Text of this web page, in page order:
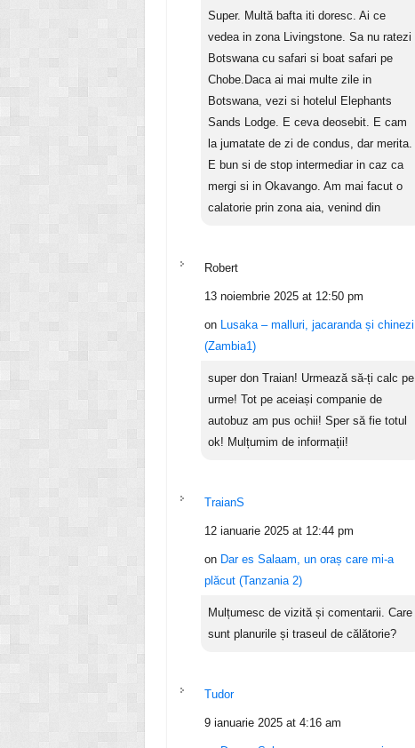
Super. Multă bafta iti doresc. Ai ce
vedea in zona Livingstone. Sa nu ratezi
Botswana cu safari si boat safari pe
Chobe.Daca ai mai multe zile in
Botswana, vezi si hotelul Elephants
Sands Lodge. E ceva deosebit. E cam
la jumatate de zi de condus, dar merita.
E bun si de stop intermediar in caz ca
mergi si in Okavango. Am mai facut o
calatorie prin zona aia, venind din
Robert
13 noiembrie 2025 at 12:50 pm
on Lusaka – malluri, jacaranda și chinezi
(Zambia1)
super don Traian! Urmează să-ți calc pe
urme! Tot pe aceiași companie de
autobuz am pus ochii! Sper să fie totul
ok! Mulțumim de informații!
TraianS
12 ianuarie 2025 at 12:44 pm
on Dar es Salaam, un oraș care mi-a
plăcut (Tanzania 2)
Mulțumesc de vizită și comentarii. Care
sunt planurile și traseul de călătorie?
Tudor
9 ianuarie 2025 at 4:16 am